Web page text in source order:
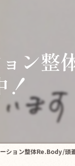
ン整
ション整体Re.Body/頭